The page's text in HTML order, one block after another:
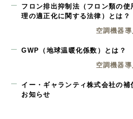
フロン排出抑制法（フロン類の使
理の適正化に関する法律）とは？
空調機器
GWP（地球温暖化係数）とは？
空調機器
イー・ギャランティ株式会社の補
お知らせ